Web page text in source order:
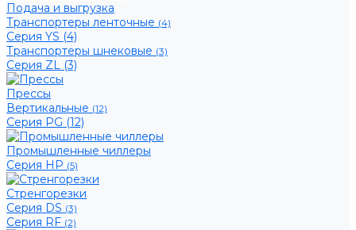
Подача и выгрузка
Транспортеры ленточные (4)
Серия YS (4)
Транспортеры шнековые (3)
Серия ZL (3)
Прессы
Вертикальные (12)
Серия PG (12)
Промышленные чиллеры
Серия HP (5)
Стренгорезки
Серия DS (3)
Серия RF (2)